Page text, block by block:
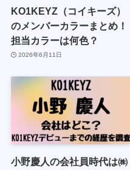
KO1KEYZ（コイキーズ）
のメンバーカラーまとめ！
担当カラーは何色？
2026年6月11日
小野慶人の会社員時代は㈱